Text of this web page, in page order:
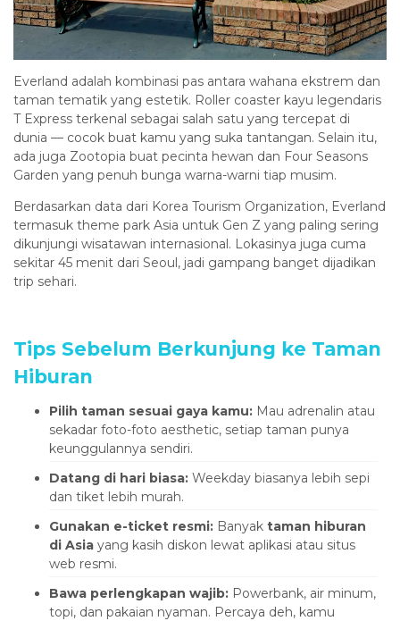
Everland adalah kombinasi pas antara wahana ekstrem dan
taman tematik yang estetik. Roller coaster kayu legendaris
T Express terkenal sebagai salah satu yang tercepat di
dunia — cocok buat kamu yang suka tantangan. Selain itu,
ada juga Zootopia buat pecinta hewan dan Four Seasons
Garden yang penuh bunga warna-warni tiap musim.
Berdasarkan data dari Korea Tourism Organization, Everland
termasuk theme park Asia untuk Gen Z yang paling sering
dikunjungi wisatawan internasional. Lokasinya juga cuma
sekitar 45 menit dari Seoul, jadi gampang banget dijadikan
trip sehari.
Tips Sebelum Berkunjung ke Taman
Hiburan
Pilih taman sesuai gaya kamu: Mau adrenalin atau
sekadar foto-foto aesthetic, setiap taman punya
keunggulannya sendiri.
Datang di hari biasa: Weekday biasanya lebih sepi
dan tiket lebih murah.
Gunakan e-ticket resmi: Banyak taman hiburan
di Asia yang kasih diskon lewat aplikasi atau situs
web resmi.
Bawa perlengkapan wajib: Powerbank, air minum,
topi, dan pakaian nyaman. Percaya deh, kamu